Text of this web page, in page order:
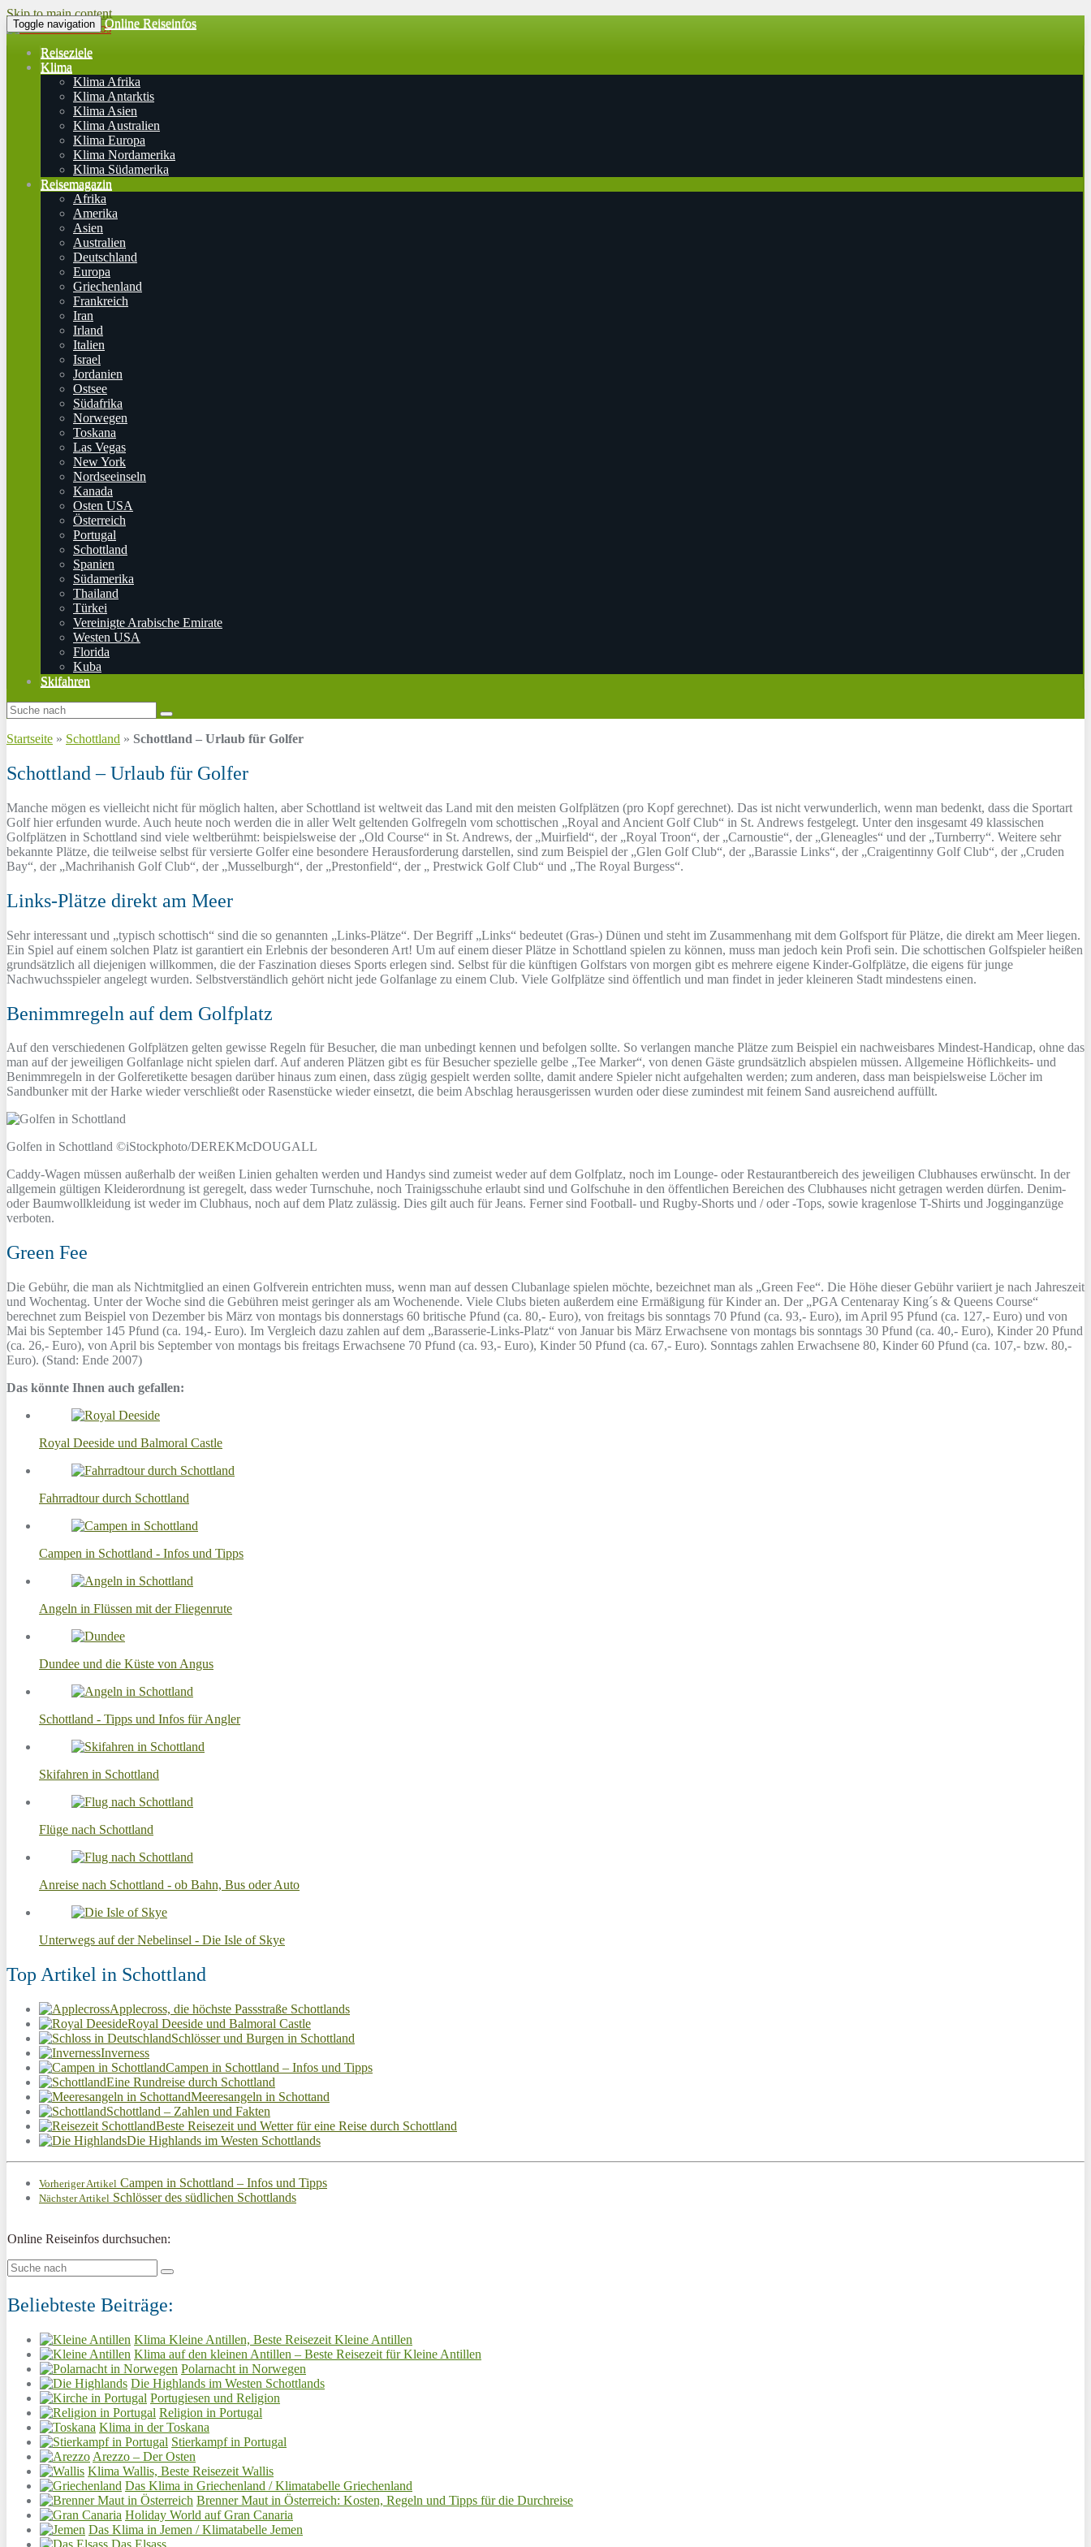
Skip to main content
Toggle navigation Online Reiseinfos
Reiseziele
Klima
Klima Afrika
Klima Antarktis
Klima Asien
Klima Australien
Klima Europa
Klima Nordamerika
Klima Südamerika
Reisemagazin
Afrika
Amerika
Asien
Australien
Deutschland
Europa
Griechenland
Frankreich
Iran
Irland
Italien
Israel
Jordanien
Ostsee
Südafrika
Norwegen
Toskana
Las Vegas
New York
Nordseeinseln
Kanada
Osten USA
Österreich
Portugal
Schottland
Spanien
Südamerika
Thailand
Türkei
Vereinigte Arabische Emirate
Westen USA
Florida
Kuba
Skifahren
Startseite » Schottland » Schottland – Urlaub für Golfer
Schottland – Urlaub für Golfer
Manche mögen es vielleicht nicht für möglich halten, aber Schottland ist weltweit das Land mit den meisten Golfplätzen (pro Kopf gerechnet). Das ist nicht verwunderlich, wenn man bedenkt, dass die Sportart
Golf hier erfunden wurde. Auch heute noch werden die in aller Welt geltenden Golfregeln vom schottischen „Royal and Ancient Golf Club“ in St. Andrews festgelegt. Unter den insgesamt 49 klassischen
Golfplätzen in Schottland sind viele weltberühmt: beispielsweise der „Old Course“ in St. Andrews, der „Muirfield“, der „Royal Troon“, der „Carnoustie“, der „Gleneagles“ und der „Turnberry“. Weitere sehr
bekannte Plätze, die teilweise selbst für versierte Golfer eine besondere Herausforderung darstellen, sind zum Beispiel der „Glen Golf Club“, der „Barassie Links“, der „Craigentinny Golf Club“, der „Cruden
Bay“, der „Machrihanish Golf Club“, der „Musselburgh“, der „Prestonfield“, der „ Prestwick Golf Club“ und „The Royal Burgess“.
Links-Plätze direkt am Meer
Sehr interessant und „typisch schottisch“ sind die so genannten „Links-Plätze“. Der Begriff „Links“ bedeutet (Gras-) Dünen und steht im Zusammenhang mit dem Golfsport für Plätze, die direkt am Meer liegen.
Ein Spiel auf einem solchen Platz ist garantiert ein Erlebnis der besonderen Art! Um auf einem dieser Plätze in Schottland spielen zu können, muss man jedoch kein Profi sein. Die schottischen Golfspieler heißen
grundsätzlich all diejenigen willkommen, die der Faszination dieses Sports erlegen sind. Selbst für die künftigen Golfstars von morgen gibt es mehrere eigene Kinder-Golfplätze, die eigens für junge
Nachwuchsspieler angelegt wurden. Selbstverständlich gehört nicht jede Golfanlage zu einem Club. Viele Golfplätze sind öffentlich und man findet in jeder kleineren Stadt mindestens einen.
Benimmregeln auf dem Golfplatz
Auf den verschiedenen Golfplätzen gelten gewisse Regeln für Besucher, die man unbedingt kennen und befolgen sollte. So verlangen manche Plätze zum Beispiel ein nachweisbares Mindest-Handicap, ohne das
man auf der jeweiligen Golfanlage nicht spielen darf. Auf anderen Plätzen gibt es für Besucher spezielle gelbe „Tee Marker“, von denen Gäste grundsätzlich abspielen müssen. Allgemeine Höflichkeits- und
Benimmregeln in der Golferetikette besagen darüber hinaus zum einen, dass zügig gespielt werden sollte, damit andere Spieler nicht aufgehalten werden; zum anderen, dass man beispielsweise Löcher im
Sandbunker mit der Harke wieder verschließt oder Rasenstücke wieder einsetzt, die beim Abschlag herausgerissen wurden oder diese zumindest mit feinem Sand ausreichend auffüllt.
Golfen in Schottland ©iStockphoto/DEREKMcDOUGALL
Caddy-Wagen müssen außerhalb der weißen Linien gehalten werden und Handys sind zumeist weder auf dem Golfplatz, noch im Lounge- oder Restaurantbereich des jeweiligen Clubhauses erwünscht. In der
allgemein gültigen Kleiderordnung ist geregelt, dass weder Turnschuhe, noch Trainigsschuhe erlaubt sind und Golfschuhe in den öffentlichen Bereichen des Clubhauses nicht getragen werden dürfen. Denim-
oder Baumwollkleidung ist weder im Clubhaus, noch auf dem Platz zulässig. Dies gilt auch für Jeans. Ferner sind Football- und Rugby-Shorts und / oder -Tops, sowie kragenlose T-Shirts und Jogginganzüge
verboten.
Green Fee
Die Gebühr, die man als Nichtmitglied an einen Golfverein entrichten muss, wenn man auf dessen Clubanlage spielen möchte, bezeichnet man als „Green Fee“. Die Höhe dieser Gebühr variiert je nach Jahreszeit
und Wochentag. Unter der Woche sind die Gebühren meist geringer als am Wochenende. Viele Clubs bieten außerdem eine Ermäßigung für Kinder an. Der „PGA Centenaray King´s & Queens Course“
berechnet zum Beispiel von Dezember bis März von montags bis donnerstags 60 britische Pfund (ca. 80,- Euro), von freitags bis sonntags 70 Pfund (ca. 93,- Euro), im April 95 Pfund (ca. 127,- Euro) und von
Mai bis September 145 Pfund (ca. 194,- Euro). Im Vergleich dazu zahlen auf dem „Barasserie-Links-Platz“ von Januar bis März Erwachsene von montags bis sonntags 30 Pfund (ca. 40,- Euro), Kinder 20 Pfund
(ca. 26,- Euro), von April bis September von montags bis freitags Erwachsene 70 Pfund (ca. 93,- Euro), Kinder 50 Pfund (ca. 67,- Euro). Sonntags zahlen Erwachsene 80, Kinder 60 Pfund (ca. 107,- bzw. 80,-
Euro). (Stand: Ende 2007)
Das könnte Ihnen auch gefallen:
Royal Deeside und Balmoral Castle
Fahrradtour durch Schottland
Campen in Schottland - Infos und Tipps
Angeln in Flüssen mit der Fliegenrute
Dundee und die Küste von Angus
Schottland - Tipps und Infos für Angler
Skifahren in Schottland
Flüge nach Schottland
Anreise nach Schottland - ob Bahn, Bus oder Auto
Unterwegs auf der Nebelinsel - Die Isle of Skye
Top Artikel in Schottland
Applecross, die höchste Passstraße Schottlands
Royal Deeside und Balmoral Castle
Schlösser und Burgen in Schottland
Inverness
Campen in Schottland – Infos und Tipps
Eine Rundreise durch Schottland
Meeresangeln in Schottand
Schottland – Zahlen und Fakten
Beste Reisezeit und Wetter für eine Reise durch Schottland
Die Highlands im Westen Schottlands
Vorheriger Artikel Campen in Schottland – Infos und Tipps
Nächster Artikel Schlösser des südlichen Schottlands
Online Reiseinfos durchsuchen:
Beliebteste Beiträge:
Klima Kleine Antillen, Beste Reisezeit Kleine Antillen
Klima auf den kleinen Antillen – Beste Reisezeit für Kleine Antillen
Polarnacht in Norwegen
Die Highlands im Westen Schottlands
Portugiesen und Religion
Religion in Portugal
Klima in der Toskana
Stierkampf in Portugal
Arezzo – Der Osten
Klima Wallis, Beste Reisezeit Wallis
Das Klima in Griechenland / Klimatabelle Griechenland
Brenner Maut in Österreich: Kosten, Regeln und Tipps für die Durchreise
Holiday World auf Gran Canaria
Das Klima in Jemen / Klimatabelle Jemen
Das Elsass